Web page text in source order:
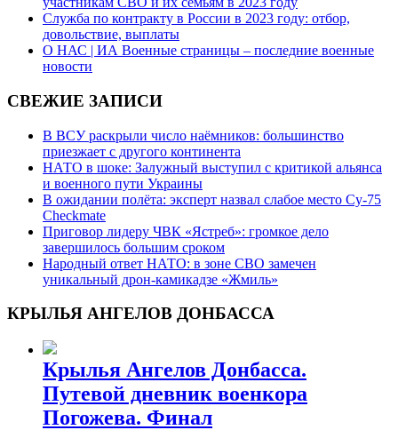
Служба по контракту в России в 2023 году: отбор,
довольствие, выплаты
О НАС | ИА Военные страницы – последние военные
новости
СВЕЖИЕ ЗАПИСИ
В ВСУ раскрыли число наёмников: большинство
приезжает с другого континента
НАТО в шоке: Залужный выступил с критикой альянса
и военного пути Украины
В ожидании полёта: эксперт назвал слабое место Су-75
Checkmate
Приговор лидеру ЧВК «Ястреб»: громкое дело
завершилось большим сроком
Народный ответ НАТО: в зоне СВО замечен
уникальный дрон-камикадзе «Жмиль»
КРЫЛЬЯ АНГЕЛОВ ДОНБАССА
Крылья Ангелов Донбасса.
Путевой дневник военкора
Погожева. Финал